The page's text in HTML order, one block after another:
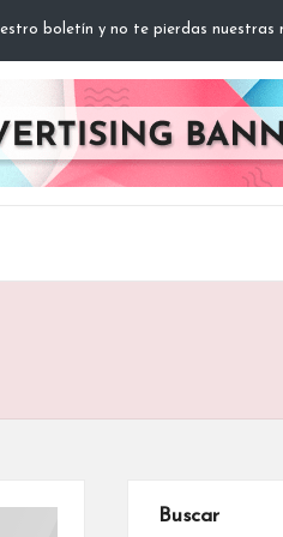
boletín y no te pierdas nuestras
Buscar